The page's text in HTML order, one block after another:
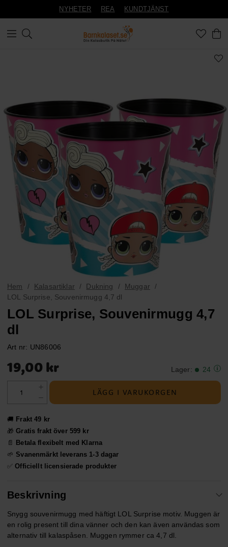
NYHETER REA KUNDTJÄNST
Hem Kalasartiklar Dukning
Muggar
LOL Surprise, Souvenirmugg 4,7 dl
LOL Surprise, Souvenirmugg 4,7
dl
Art nr: UN86006
Pris: 19,00 kr
19,00 kr Lager: 24
LÄGG I VARUKORGEN
🚚 Frakt 49 kr
🎁Gratis frakt över 599 kr
📄
Betala flexibelt med Klarna
🌱 Svanenmärkt leverans 1-3 dagar
✅Officiellt licensierade produkter
Beskrivning
Snygg souvenirmugg med häftigt LOL Surprise motiv. Muggen är
en rolig present till dina vänner och den kan även användas som
alternativ till kalaspåsen. Muggen rymmer ca 4,7 dl.